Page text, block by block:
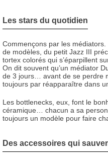
Les stars du quotidien
Commençons par les
de modèles, du petit Jazz III
tortex colorés qui s’éparpillent
On dit souvent qu’un médiator
de 3 jours… avant de se perdre
toujours par réapparaître dans
Les bottlenecks, eux, font le
céramique… chacun a sa
toujours un modèle pour faire
Des accessoires qui